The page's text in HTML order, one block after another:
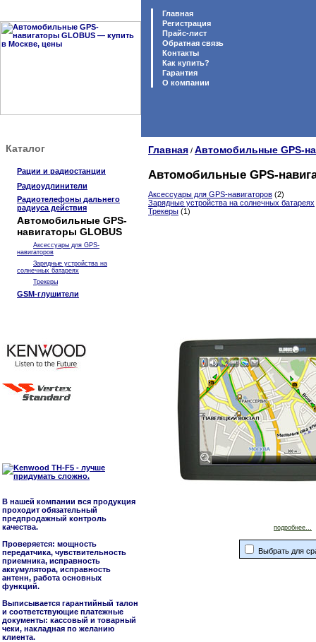
Главная
Регистрация
Прайс-лист
Обратная связь
Контакты
Как купить?
Гарантия
O компании
Каталог
Рации и радиостанции
Радиоудлинители
Радиотелефоны дальнего
радиуса действия
Автомобильные GPS-
навигаторы GLOBUS
Аксессуары для GPS-
навигаторов
Зарядные устройства на
солнечных батареях
Трекеры
GSM-глушители
В нашей компании вся продукция
проходит обязательный
предпродажный контроль
качества.
Проверяется: мощность
передатчика, чувствительность
приемника, исправность
аккумулятора, исправность
антенн, работа основных
функций.
Выписывается гарантийный талон
и соответствующие платежные
документы: кассовый и товарный
чеки, накладная по желанию
клиента.
Главная / Автомобильные GPS-
Автомобильные GPS-
Аксессуары для GPS-навигаторов (2)
Зарядные устройства на солнечных батареях
Трекеры (1)
подробнее...
Выбрать для